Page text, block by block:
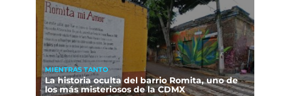
MIENTRAS TANTO
La historia oculta del barrio Romita, uno de
los más misteriosos de la CDMX